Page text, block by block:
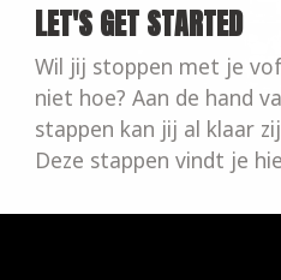
Wil jij stoppen met je
niet hoe? Aan de hand
stappen kan jij al klaar
Deze stappen vindt je
LET'S GET STARTED